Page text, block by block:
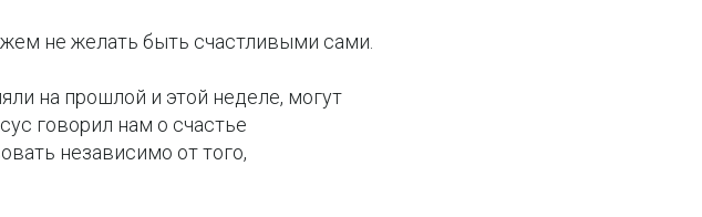
не желать быть счастливыми сами.
на прошлой и этой неделе, могут
говорил нам о счастье
независимо от того,